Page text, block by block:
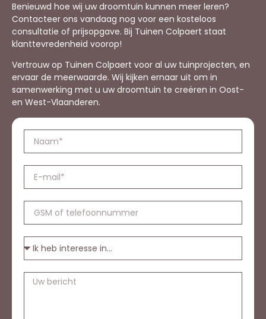
Benieuwd hoe wij uw droomtuin kunnen meer leren?
Contacteer ons vandaag nog voor een kosteloos
consultatie of prijsopgave. Bij Tuinen Colpaert staat
klanttevredenheid voorop!
Vertrouw op Tuinen Colpaert voor al uw tuinprojecten, en
ervaar de meerwaarde. Wij kijken ernaar uit om in
samenwerking met u uw droomtuin te creëren in Oost-
en West-Vlaanderen.